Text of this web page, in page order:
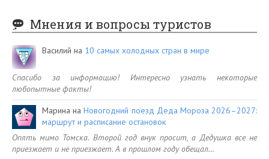
Мнения и вопросы туристов
Василий на 10 самых холодных стран в мире
Спасибо за информацию! Интересно узнать некоторые
любопытные факты!
Марина наНовогодний поезд Деда Мороза 2026–2027:
маршрут и расписание остановок
Опять мимо Томска. Второй год внук просит, а Дедушка все не
приезжает и не приезжает. А в прошлом году обещал…